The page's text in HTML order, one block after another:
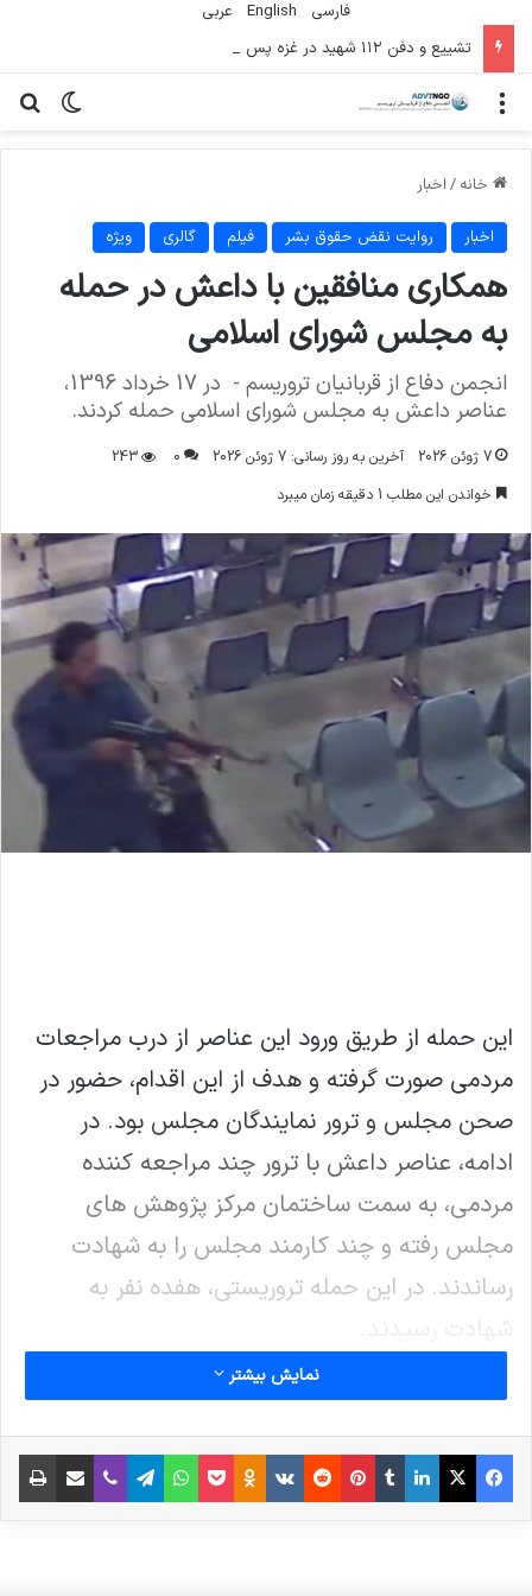
فارسی English
عربي
تشییع و دفن ۱۱۲ شهید در غزه پس از سه سال
تغییر منو
خانه / اخبار
اخبار روایت نقض حقوق بشر فیلم گالری ویژه
همکاری منافقین با داعش در حمله
به مجلس شورای اسلامی
انجمن دفاع از قربانیان تروریسم - در 17 خرداد 1396،
عناصر داعش به مجلس شورای اسلامی حمله کردند.
7 ژوئن 2026 آخرین به روز رسانی: 7 ژوئن 2026 0
243
خواندن این مطلب 1 دقیقه زمان میبرد
این حمله از طریق ورود این عناصر از درب مراجعات
مردمی صورت گرفته و هدف از این اقدام، حضور در
صحن مجلس و ترور نمایندگان مجلس بود. در
ادامه، عناصر داعش با ترور چند مراجعه کننده
مردمی، به سمت ساختمان مرکز پژوهش های
مجلس رفته و چند کارمند مجلس را به شهادت
رساندند. در این حمله تروریستی، هفده نفر به
شهادت رسیدند.
چند سال بعد مشخص گردید که عنصری از منافقین،
که از همراهان یکی از نمایندگان مجلس بود،
اطلاعات لازم برای این اقدام تروریستی را جمع آوری
نمایش بیشتر
فیس بوک X لینکدین
‫تامبلر‫پین‌ترست
‫رددیت‫VKontakte
‫Odnoklassniki
پاکتواتس آپ تلگراموایبر اشتراک گذاری از طریق ایمیل